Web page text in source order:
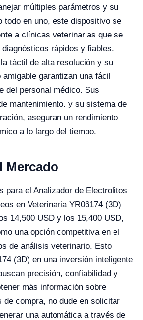
múltiples parámetros y su
todo en uno, este dispositivo se
a clínicas veterinarias que se
rápidos y fiables.
táctil de alta resolución y su
garantizan una fácil
del personal médico. Sus
mantenimiento, y su sistema de
aseguran un rendimiento
a lo largo del tiempo.
Mercado
para el Analizador de Electrolitos
en Veterinaria YR06174 (3D)
14,500 USD y los 15,400 USD,
una opción competitiva en el
de análisis veterinario. Esto
(3D) en una inversión inteligente
precisión, confiabilidad y
más información sobre
de compra, no dude en solicitar
una automática a través de